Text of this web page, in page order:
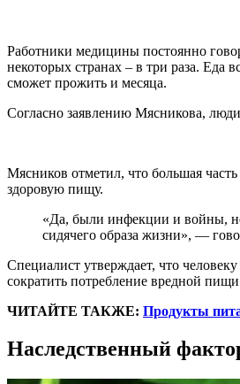
Работники медицины постоянно
некоторых странах – в три раза. Еда
сможет прожить и месяца.
Согласно заявлению Мясникова,
Мясников отметил, что большая
здоровую пищу.
«Да, были инфекции и войны,
сидячего образа жизни», —
Специалист утверждает, что
сократить потребление вредной
ЧИТАЙТЕ ТАКЖЕ: Продукты
Наследственный